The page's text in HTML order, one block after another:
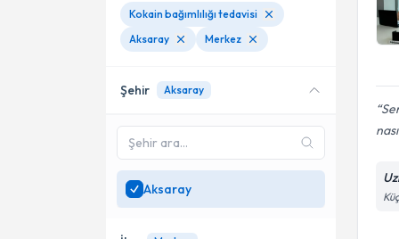
Kokain bağımlılığı tedavisi
Aksaray
Merkez
Şehir Aksaray
Aksaray